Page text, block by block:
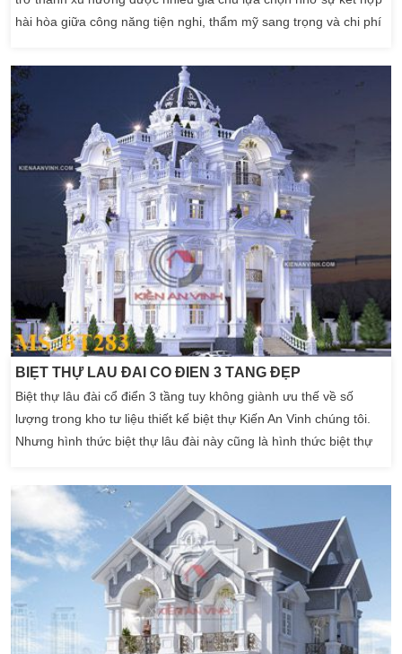
hài hòa giữa công năng tiện nghi, thẩm mỹ sang trọng và chi phí
mẫu biệt thự này không chỉ đáp ứng nhu cầu sinh hoạt mà còn
thể hiện rõ đẳng cấp, […]
BIỆT THỰ LÂU ĐÀI CỔ ĐIỂN 3 TẦNG ĐẸP
Biệt thự lâu đài cổ điển 3 tầng tuy không giành ưu thế về số
lượng trong kho tư liệu thiết kế biệt thự Kiến An Vinh chúng tôi.
Nhưng hình thức biệt thự lâu đài này cũng là hình thức biệt thự
Nhi ở Bình Dương. Biệt thự lâu đài đẹp là hình thức lấy cảm
hứng từ […]